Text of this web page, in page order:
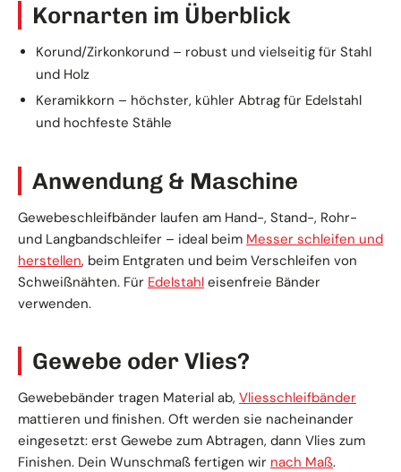
Kornarten im Überblick
Korund/Zirkonkorund – robust und vielseitig für Stahl
und Holz
Keramikkorn – höchster, kühler Abtrag für Edelstahl
und hochfeste Stähle
Anwendung & Maschine
Gewebeschleifbänder laufen am Hand-, Stand-, Rohr-
und Langbandschleifer – ideal beim Messer schleifen und
herstellen, beim Entgraten und beim Verschleifen von
Schweißnähten. Für Edelstahl eisenfreie Bänder
verwenden.
Gewebe oder Vlies?
Gewebebänder tragen Material ab, Vliesschleifbänder
mattieren und finishen. Oft werden sie nacheinander
eingesetzt: erst Gewebe zum Abtragen, dann Vlies zum
Finishen. Dein Wunschmaß fertigen wir nach Maß.